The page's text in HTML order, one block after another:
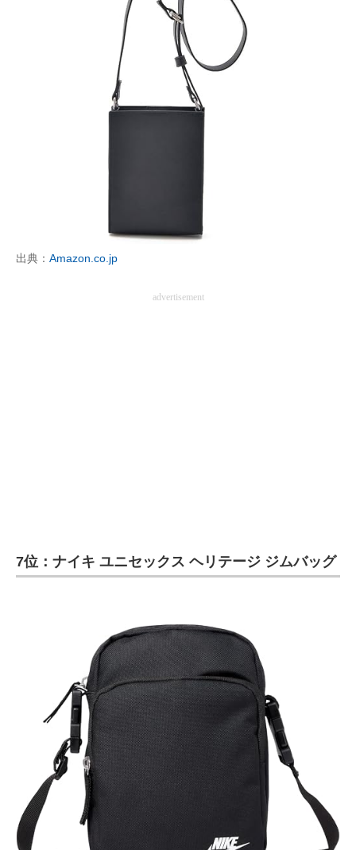
出典： Amazon.co.jp
advertisement
7位：ナイキ ユニセックス ヘリテージ ジムバッグ